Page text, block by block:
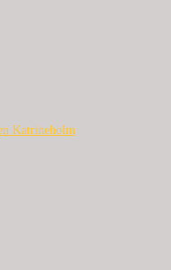
Katrineholm